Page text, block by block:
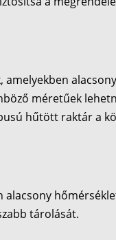
méretűek
hűtött raktár a
tárolását.